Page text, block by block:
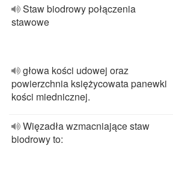
Staw biodrowy połączenia
stawowe
głowa kości udowej oraz
powierzchnia księżycowata panewki
kości miednicznej.
Więzadła wzmacniające staw
biodrowy to: